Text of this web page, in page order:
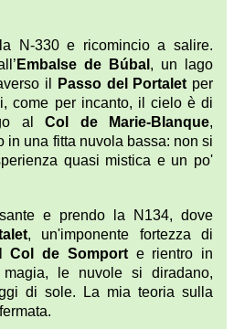
N-330 e ricomincio a salire.
Embalse de Búbal , un lago
il
Passo del Portalet per
come per incanto, il cielo è di
al Col de Marie-Blanque,
in una fitta nuvola bassa: non si
quasi mistica e un po'
e prendo la N134, dove
, un'imponente fortezza di
ilCol de Somporte rientro in
le nuvole si diradano,
di sole. La mia teoria sulla